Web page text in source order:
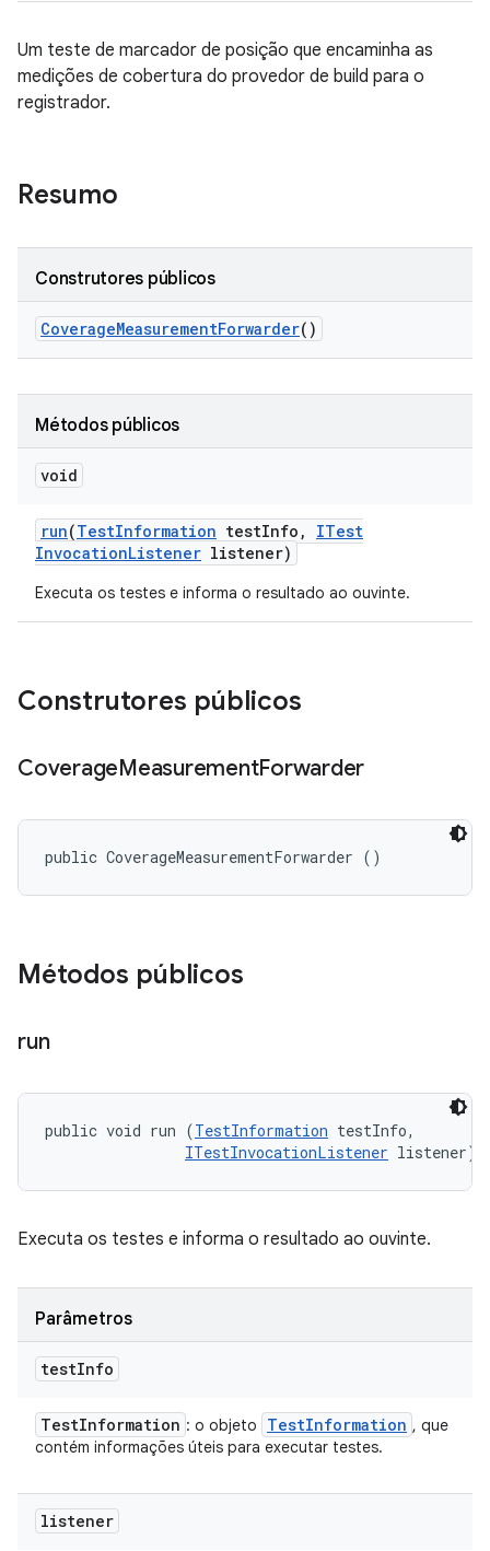
Um teste de marcador de posição que encaminha as
medições de cobertura do provedor de build para o
registrador.
Resumo
Construtores públicos
CoverageMeasurementForwarder()
Métodos públicos
void
run(TestInformation testInfo ,
ITest
InvocationListener listener)
Executa os testes e informa o resultado ao ouvinte.
Construtores públicos
CoverageMeasurementForwarder
public CoverageMeasurementForwarder ()
Métodos públicos
run
public void run (TestInformation testInfo,
ITestInvocationListener listener)
Executa os testes e informa o resultado ao ouvinte.
Parâmetros
testInfo
TestInformation : o objeto TestInformation , que
contém informações úteis para executar testes.
listener